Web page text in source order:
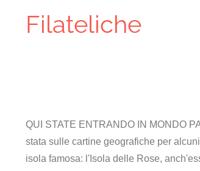
Filateliche
QUI STATE ENTRANDO IN MONDO
stata sulle cartine geografiche per
isola famosa: l'Isola delle Rose,